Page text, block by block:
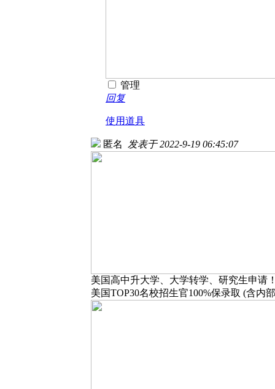
管理
回复
使用道具
匿名 发表于 2022-9-19 06:45:07
美国高中升大学、大学转学、研究生申请！
美国TOP30名校招生官100%保录取 (含内